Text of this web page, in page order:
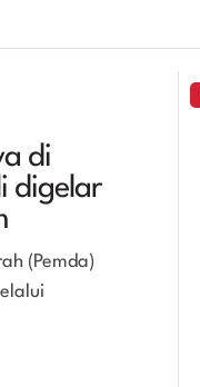
di
digelar
(Pemda)